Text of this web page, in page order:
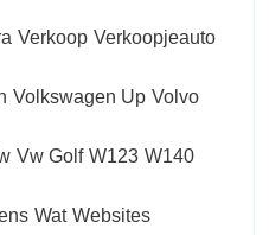
Verkoop Verkoopjeauto
Volkswagen Up Volvo
Vw Golf W123 W140
Wat Websites